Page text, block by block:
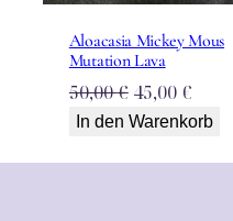
Aloacasia Mickey Mous
Mutation Lava
50,00€
Preis
45,00 €
Preis
In den Warenkorb